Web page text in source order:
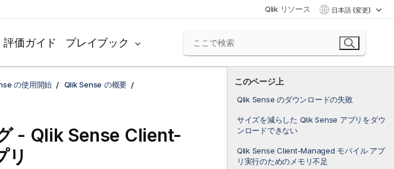
Qlik リソース 日本語 (変更)
評価ガイド プレイブック
このページ上
Qlik Sense のダウンロードの失敗
サイズを減らした Qlik Sense アプリをダウ
ンロードできない
Qlik Sense Client-Managed モバイル アプ
リ実行のためのメモリ不足
の使用開始
Qlik Sense の概要
- Qlik Sense Client-
リ